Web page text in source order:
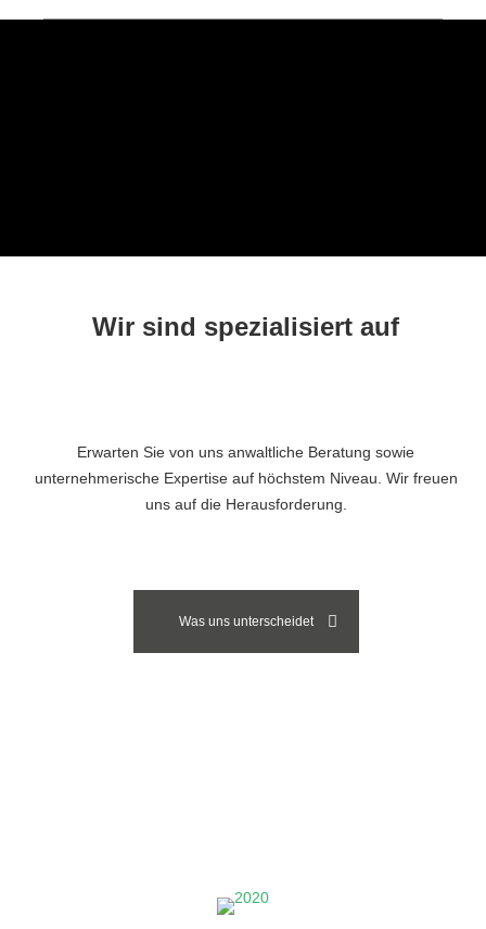
Wir sind spezialisiert auf
Erwarten Sie von uns anwaltliche Beratung sowie
unternehmerische Expertise auf höchstem Niveau. Wir freuen
uns auf die Herausforderung.
Was uns unterscheidet